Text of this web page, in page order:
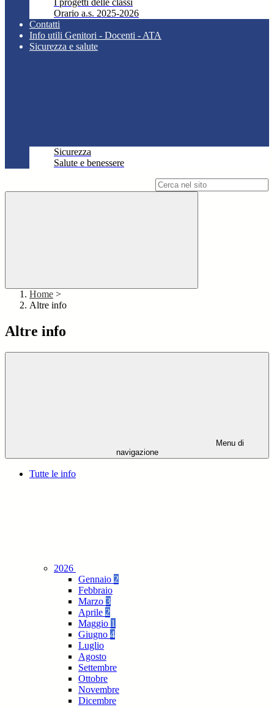
I progetti delle classi
Orario a.s. 2025-2026
Contatti
Info utili Genitori - Docenti - ATA
Sicurezza e salute
Sicurezza
Salute e benessere
Home >
Altre info
Altre info
Menu di
navigazione
Tutte le info
2026
Gennaio 2
Febbraio
Marzo 3
Aprile 2
Maggio 1
Giugno 4
Luglio
Agosto
Settembre
Ottobre
Novembre
Dicembre